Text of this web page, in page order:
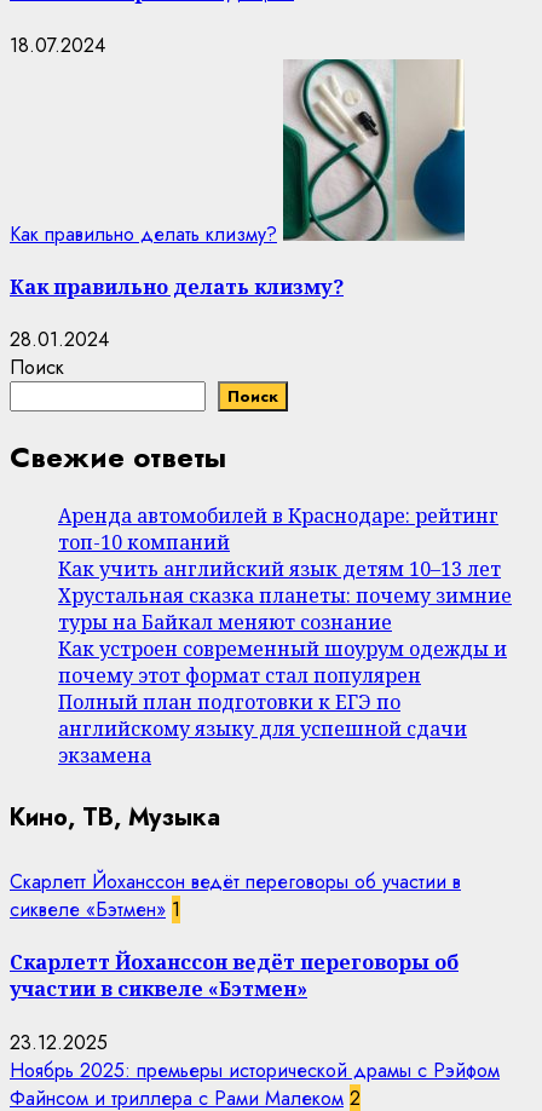
18.07.2024
Как правильно делать клизму?
Как правильно делать клизму?
28.01.2024
Поиск
Поиск
Свежие ответы
Аренда автомобилей в Краснодаре: рейтинг
топ-10 компаний
Как учить английский язык детям 10–13 лет
Хрустальная сказка планеты: почему зимние
туры на Байкал меняют сознание
Как устроен современный шоурум одежды и
почему этот формат стал популярен
Полный план подготовки к ЕГЭ по
английскому языку для успешной сдачи
экзамена
Кино, ТВ, Музыка
Скарлетт Йоханссон ведёт переговоры об участии в
сиквеле «Бэтмен» 1
Скарлетт Йоханссон ведёт переговоры об
участии в сиквеле «Бэтмен»
23.12.2025
Ноябрь 2025: премьеры исторической драмы с Рэйфом
Файнсом и триллера с Рами Малеком 2